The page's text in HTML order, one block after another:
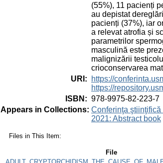
(55%), 11 pacienți
au depistat
pacienți (37%), iar
a relevat atrofia și
parametrilor
masculină este
malignizării
crioconservarea
URI :
https://
https://
ISBN : 978-9975-82-223-7
Appears in Collections: Conferinţa
2021: Abstract book
Files in This Item:
File